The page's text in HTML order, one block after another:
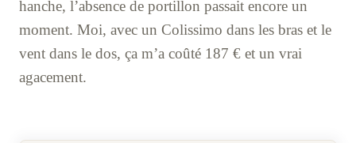
hanche, l’absence de portillon passait encore un
moment. Moi, avec un Colissimo dans les bras et le
vent dans le dos, ça m’a coûté 187 € et un vrai
agacement.